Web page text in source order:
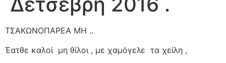
ΤΣΑΚΩΝΟΠΑΡΕΑ ΜΗ ..
Έατθε καλοί μη θίλοι , με χαμόγελε τα χείλη ,